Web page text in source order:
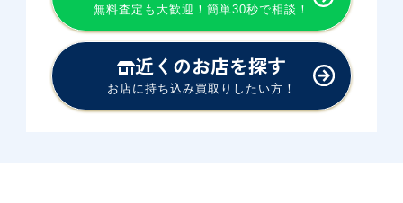
無料査定も大歓迎！簡単30秒で相談！
近くのお店を探す
お店に持ち込み買取りしたい方！